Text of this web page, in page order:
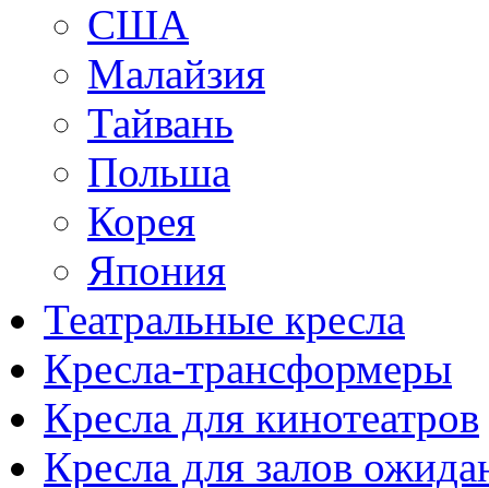
США
Малайзия
Тайвань
Польша
Корея
Япония
Театральные кресла
Кресла-трансформеры
Кресла для кинотеатров
Кресла для залов